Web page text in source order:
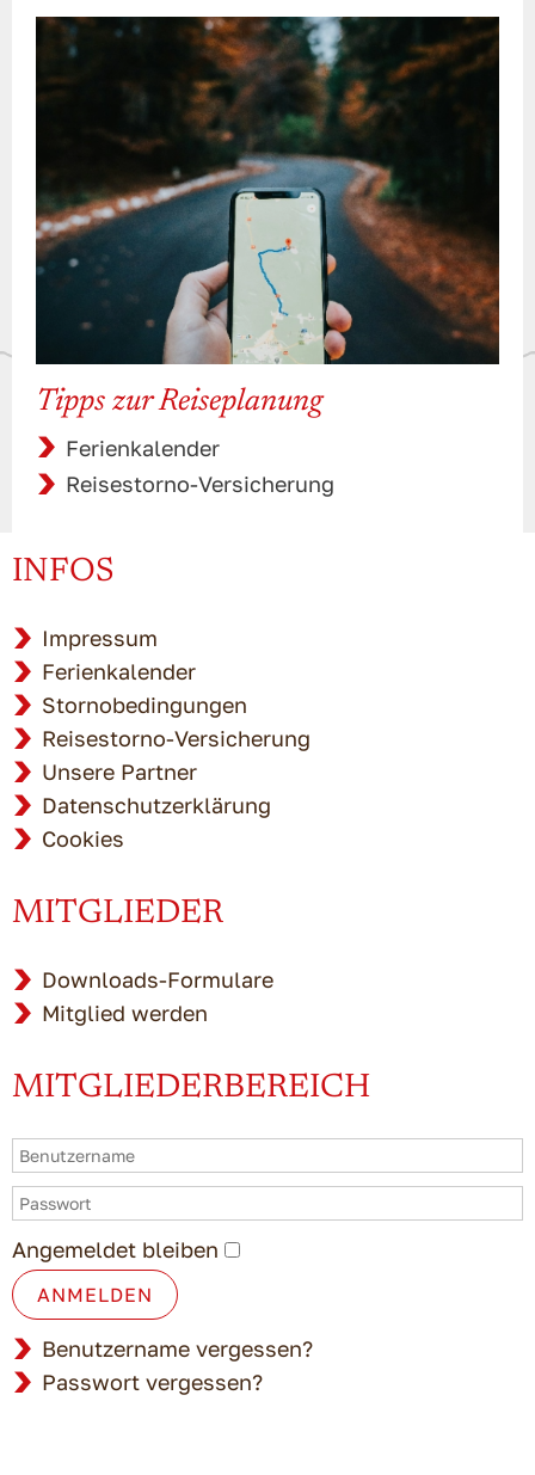
Tipps zur Reiseplanung
Ferienkalender
Reisestorno-Versicherung
INFOS
Impressum
Ferienkalender
Stornobedingungen
Reisestorno-Versicherung
Unsere Partner
Datenschutzerklärung
Cookies
MITGLIEDER
Downloads-Formulare
Mitglied werden
MITGLIEDERBEREICH
Angemeldet bleiben
ANMELDEN
Benutzername vergessen?
Passwort vergessen?